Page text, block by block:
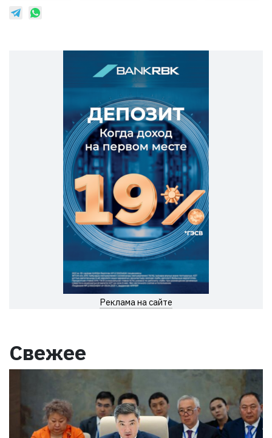
Реклама на сайте
Свежее